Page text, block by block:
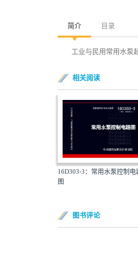
简介 目录
工业与民用常用水泵
相关阅读
16D303-3：常用水泵控制电
图
图书评论